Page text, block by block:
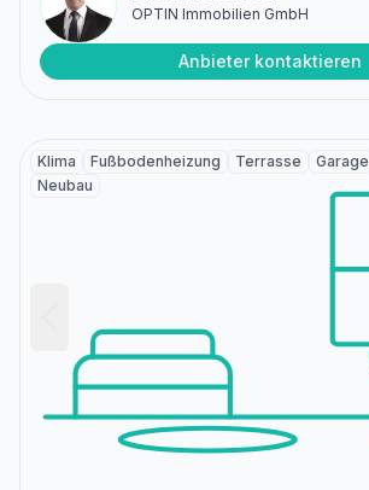
OPTIN Immobilien GmbH
Anbieter kontaktieren
Klima Fußbodenheizung Terrasse Garage
Neubau